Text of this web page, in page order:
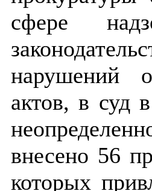
сфере
нарушений
актов, в суд
внесено 56
которых